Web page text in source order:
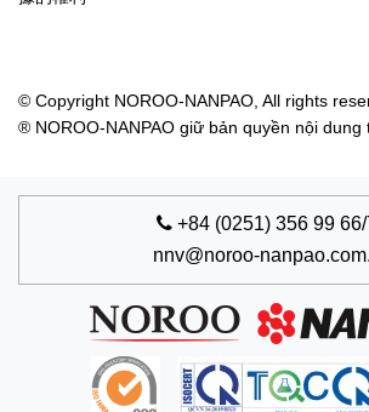
© Copyright NOROO-NANPAO, All rights
® NOROO-NANPAO giữ bản quyền nội dung
+84 (0251) 356 99
nnv@noroo-